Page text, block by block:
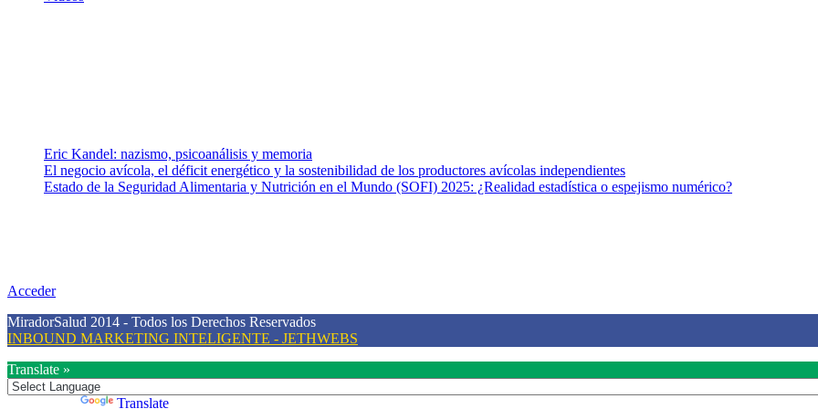
Eric Kandel: nazismo, psicoanálisis y memoria
El negocio avícola, el déficit energético y la sostenibilidad de los productores avícolas independientes
Estado de la Seguridad Alimentaria y Nutrición en el Mundo (SOFI) 2025: ¿Realidad estadística o espejismo numérico?
Acceder
MiradorSalud 2014 - Todos los Derechos Reservados
INBOUND MARKETING INTELIGENTE - JETHWEBS
Translate »
Translate